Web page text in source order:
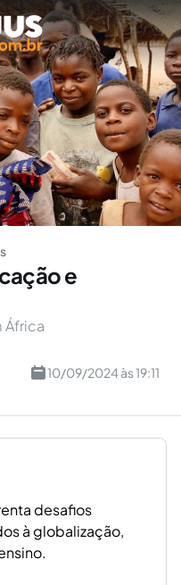
e
África
10/09/2024 às 19:11
desafios
à globalização,